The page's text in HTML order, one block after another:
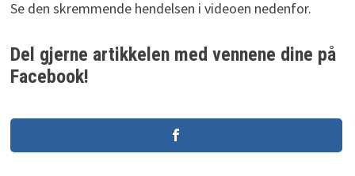
Se den skremmende hendelsen i videoen nedenfor.
Del gjerne artikkelen med vennene dine på
Facebook!